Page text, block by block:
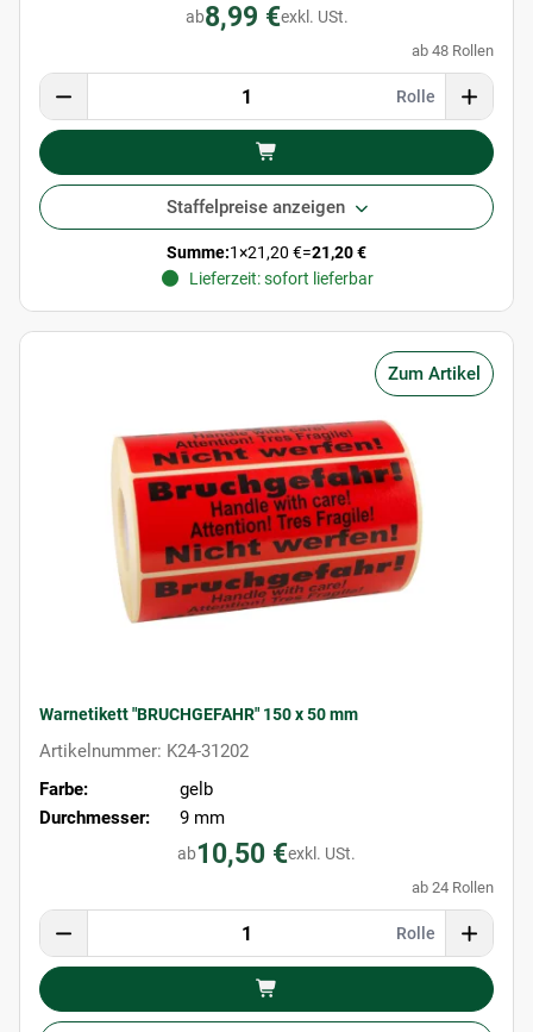
ab8,99 €exkl. USt.
ab 48 Rollen
Rolle
Staffelpreise anzeigen
Summe:1×21,20 €=21,20 €
Lieferzeit: sofort lieferbar
Zum Artikel
Warnetikett "BRUCHGEFAHR" 150 x 50 mm
Artikelnummer: K24-31202
Farbe:
gelb
Durchmesser:
9 mm
ab10,50 €exkl. USt.
ab 24 Rollen
Rolle